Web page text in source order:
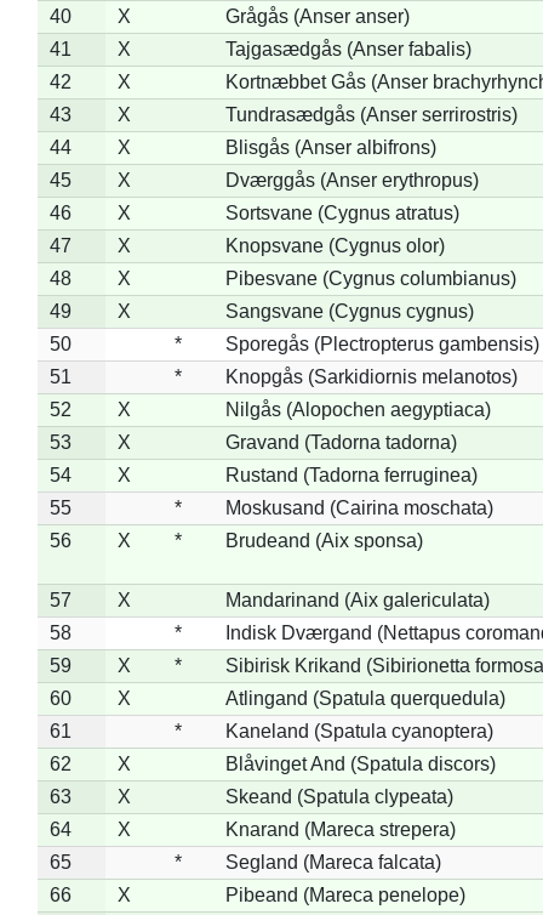
40
X
Grågås (Anser anser)
41
X
Tajgasædgås (Anser fabalis)
42
X
Kortnæbbet Gås (Anser
43
X
Tundrasædgås (Anser serrirostris)
44
X
Blisgås (Anser albifrons)
45
X
Dværggås (Anser erythropus)
46
X
Sortsvane (Cygnus atratus)
47
X
Knopsvane (Cygnus olor)
48
X
Pibesvane (Cygnus columbianus)
49
X
Sangsvane (Cygnus cygnus)
50
*
Sporegås (Plectropterus gambensis)
51
*
Knopgås (Sarkidiornis melanotos)
52
X
Nilgås (Alopochen aegyptiaca)
53
X
Gravand (Tadorna tadorna)
54
X
Rustand (Tadorna ferruginea)
55
*
Moskusand (Cairina moschata)
56
X * Brudeand (Aix sponsa)
57 X
Mandarinand (Aix galericulata)
58
*
Indisk Dværgand (Nettapus
59
X *
Sibirisk Krikand (Sibirionetta
60
X
Atlingand (Spatula querquedula)
61
*
Kaneland (Spatula cyanoptera)
62
X
Blåvinget And (Spatula discors)
63
X
Skeand (Spatula clypeata)
64
X
Knarand (Mareca strepera)
65
*
Segland (Mareca falcata)
66
X
Pibeand (Mareca penelope)